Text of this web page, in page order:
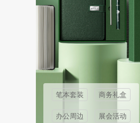
笔本套装 商务礼盒
办公周边 展会活动